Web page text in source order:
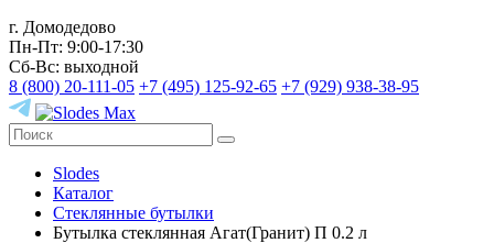
г. Домодедово
Пн-Пт: 9:00-17:30
Сб-Вс: выходной
8 (800) 20-111-05 +7 (495) 125-92-65 +7 (929) 938-38-95
Slodes
Каталог
Стеклянные бутылки
Бутылка стеклянная Агат(Гранит) П 0.2 л